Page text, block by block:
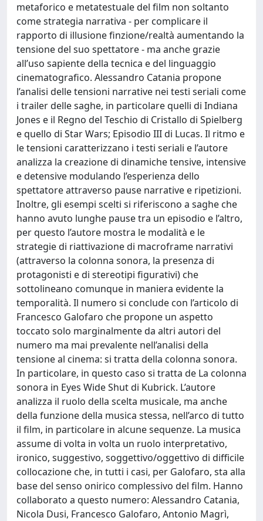
metaforico e metatestuale del film non soltanto
come strategia narrativa - per complicare il
rapporto di illusione finzione/realtà aumentando la
tensione del suo spettatore - ma anche grazie
all’uso sapiente della tecnica e del linguaggio
cinematografico. Alessandro Catania propone
l’analisi delle tensioni narrative nei testi seriali come
i trailer delle saghe, in particolare quelli di Indiana
Jones e il Regno del Teschio di Cristallo di Spielberg
e quello di Star Wars; Episodio III di Lucas. Il ritmo e
le tensioni caratterizzano i testi seriali e l’autore
analizza la creazione di dinamiche tensive, intensive
e detensive modulando l’esperienza dello
spettatore attraverso pause narrative e ripetizioni.
Inoltre, gli esempi scelti si riferiscono a saghe che
hanno avuto lunghe pause tra un episodio e l’altro,
per questo l’autore mostra le modalità e le
strategie di riattivazione di macroframe narrativi
(attraverso la colonna sonora, la presenza di
protagonisti e di stereotipi figurativi) che
sottolineano comunque in maniera evidente la
temporalità. Il numero si conclude con l’articolo di
Francesco Galofaro che propone un aspetto
toccato solo marginalmente da altri autori del
numero ma mai prevalente nell’analisi della
tensione al cinema: si tratta della colonna sonora.
In particolare, in questo caso si tratta de La colonna
sonora in Eyes Wide Shut di Kubrick. L’autore
analizza il ruolo della scelta musicale, ma anche
della funzione della musica stessa, nell’arco di tutto
il film, in particolare in alcune sequenze. La musica
assume di volta in volta un ruolo interpretativo,
ironico, suggestivo, soggettivo/oggettivo di difficile
collocazione che, in tutti i casi, per Galofaro, sta alla
base del senso onirico complessivo del film. Hanno
collaborato a questo numero: Alessandro Catania,
Nicola Dusi, Francesco Galofaro, Antonio Magrì,